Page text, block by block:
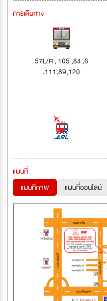
การเดินทาง
57L/R , 105 ,84 ,6
,111,89,120
แผนที่
แผนที่ภาพ
แผนที่ออนไลน์